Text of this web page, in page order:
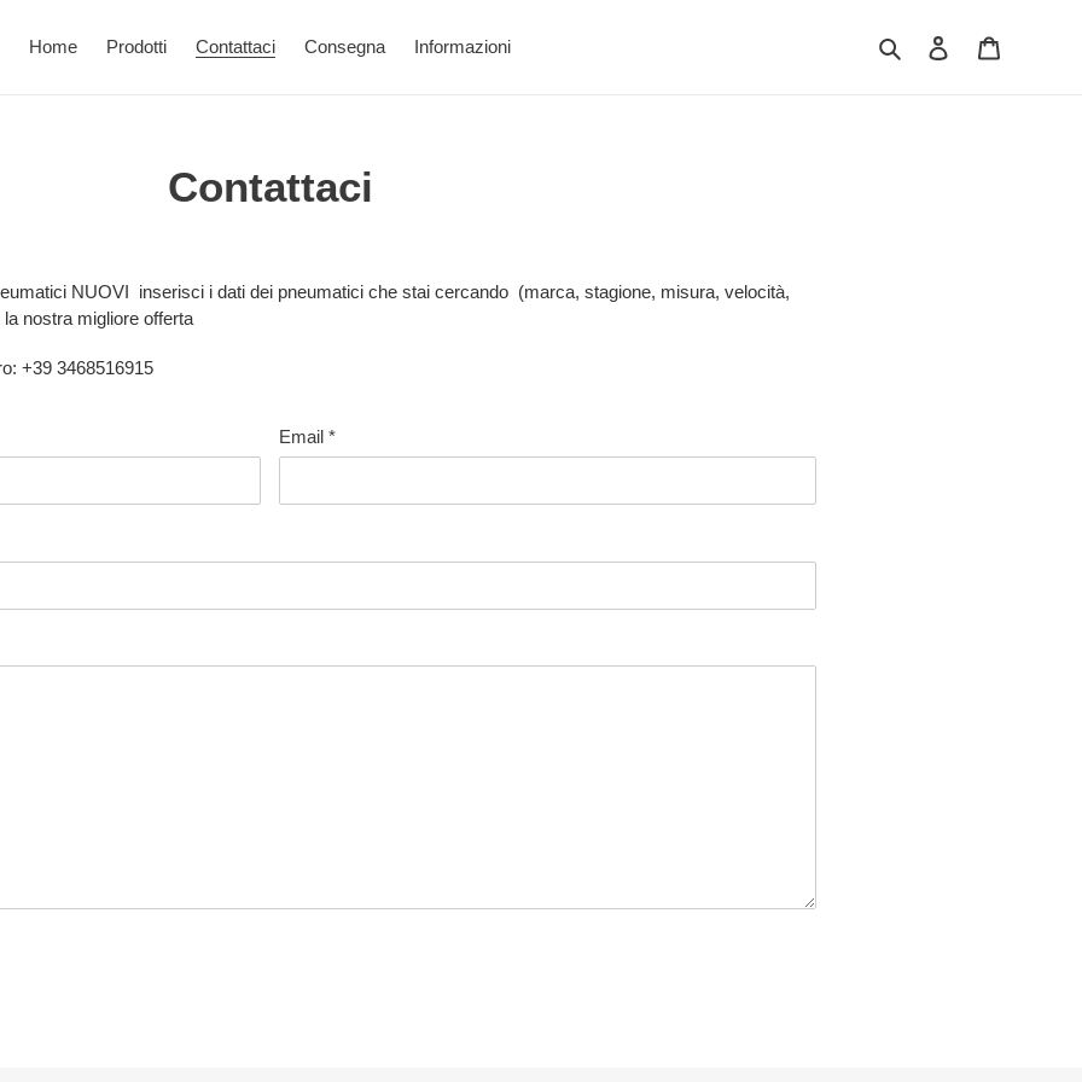
Home Prodotti Contattaci Consegna Informazioni Cerca Accedi
Contattaci
NUOVI inserisci i dati dei pneumatici che stai cercando (marca, stagione, misura, velocità,
nostra migliore offerta
+39 3468516915
Email*